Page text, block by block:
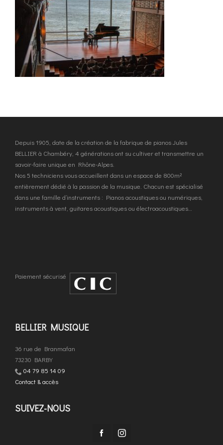
Depuis 1905, date de la création de la fabrique de pianos Jules
BELLIER à Chambéry, 4 générations ont su cultiver et transmettre un
savoir-faire unique en Rhône-Alpes.
Nos 5 techniciens vous accueillent dans un espace de 800m²
entièrement dédié à la passion de la musique. Chacun est spécialisé
dans une famille d’instruments : Pianos acoustiques ou numériques,
instruments à vent, guitares acoustiques ou électroacoustiques…
Paiement sécurisé
BELLIER MUSIQUE
36 rue de Branmafan
73230 BARBY
04 79 85 14 09
Contact & accès
SUIVEZ-NOUS